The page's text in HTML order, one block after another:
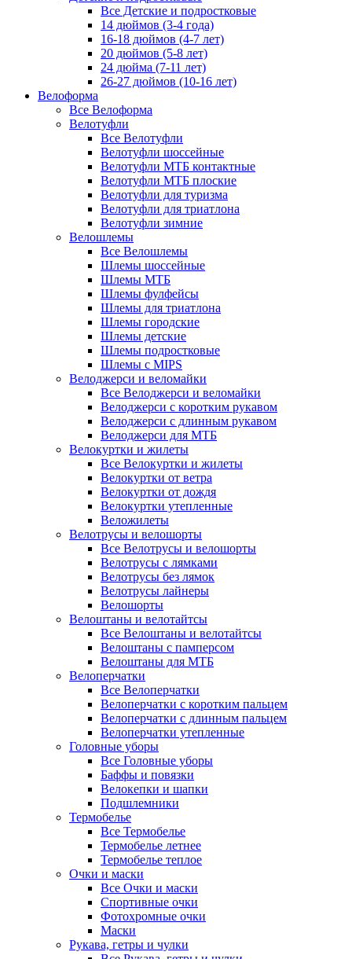
Все Детские и подростковые
14 дюймов (3-4 года)
16-18 дюймов (4-7 лет)
20 дюймов (5-8 лет)
24 дюйма (7-11 лет)
26-27 дюймов (10-16 лет)
Велоформа
Все Велоформа
Велотуфли
Все Велотуфли
Велотуфли шоссейные
Велотуфли МТБ контактные
Велотуфли МТБ плоские
Велотуфли для туризма
Велотуфли для триатлона
Велотуфли зимние
Велошлемы
Все Велошлемы
Шлемы шоссейные
Шлемы МТБ
Шлемы фулфейсы
Шлемы для триатлона
Шлемы городские
Шлемы детские
Шлемы подростковые
Шлемы с MIPS
Велоджерси и веломайки
Все Велоджерси и веломайки
Велоджерси с коротким рукавом
Велоджерси с длинным рукавом
Велоджерси для МТБ
Велокуртки и жилеты
Все Велокуртки и жилеты
Велокуртки от ветра
Велокуртки от дождя
Велокуртки утепленные
Веложилеты
Велотрусы и велошорты
Все Велотрусы и велошорты
Велотрусы с лямками
Велотрусы без лямок
Велотрусы лайнеры
Велошорты
Велоштаны и велотайтсы
Все Велоштаны и велотайтсы
Велоштаны с памперсом
Велоштаны для МТБ
Велоперчатки
Все Велоперчатки
Велоперчатки с коротким пальцем
Велоперчатки с длинным пальцем
Велоперчатки утепленные
Головные уборы
Все Головные уборы
Баффы и повязки
Велокепки и шапки
Подшлемники
Термобелье
Все Термобелье
Термобелье летнее
Термобелье теплое
Очки и маски
Все Очки и маски
Спортивные очки
Фотохромные очки
Маски
Рукава, гетры и чулки